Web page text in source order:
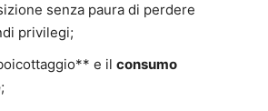
senza paura di perdere
privilegi;
e il consumo
;